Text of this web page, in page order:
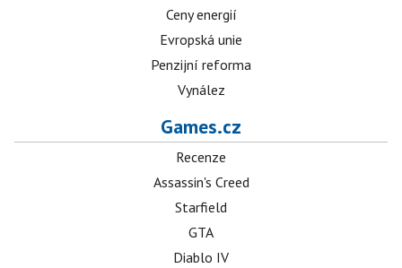
Ceny energií
Evropská unie
Penzijní reforma
Vynález
Games.cz
Recenze
Assassin's Creed
Starfield
GTA
Diablo IV